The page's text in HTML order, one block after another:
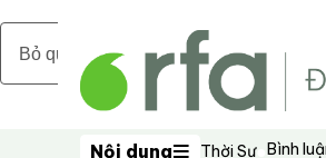
Bỏ qua nội dung chính
Nội dung Thời Sự Bình